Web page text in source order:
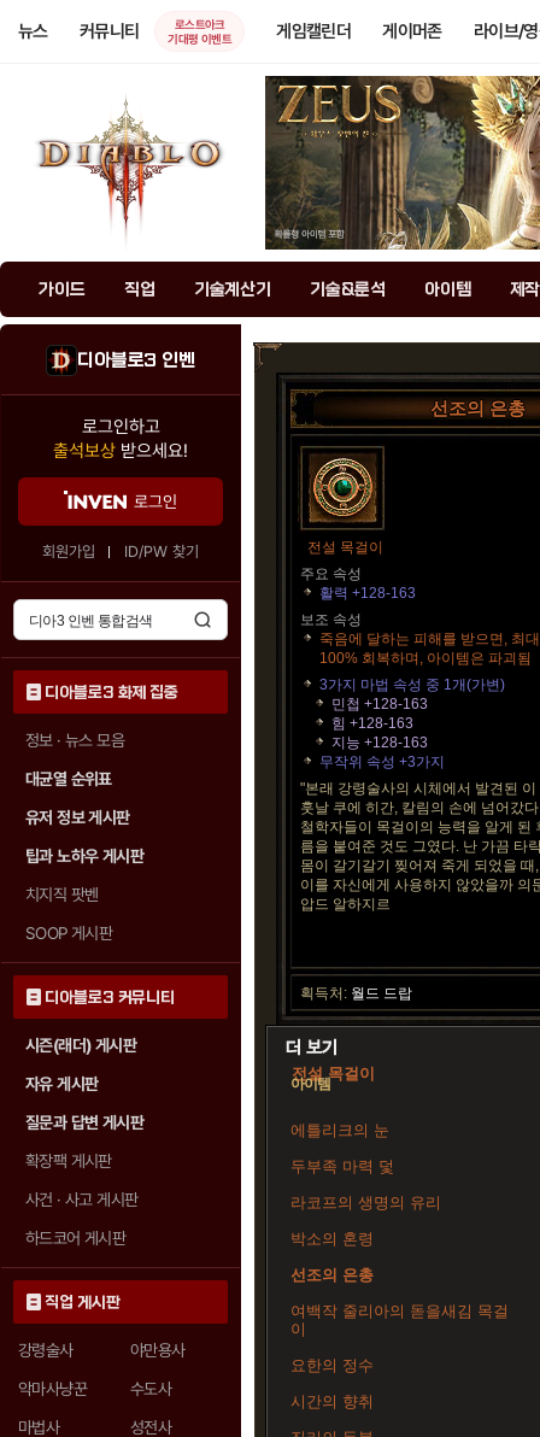
뉴스 커뮤니티
로스트아크
기대평 이벤트
게임캘린더 게이머존 라이브/
가이드 직업 기술계산기 기술&룬석 아이템 제
디아블로3 인벤
로그인하고
출석보상 받으세요!
로그인
회원가입 ID/PW 찾기
디아블로3 화제 집중
정보 · 뉴스 모음
대균열 순위표
유저 정보 게시판
팁과 노하우 게시판
치지직 팟벤
SOOP 게시판
디아블로3 커뮤니티
시즌(래더) 게시판
자유 게시판
질문과 답변 게시판
확장팩 게시판
사건 · 사고 게시판
하드코어 게시판
직업 게시판
강령술사
야만용사
악마사냥꾼
수도사
마법사
성전사
선조의 은총
전설 목걸이
주요 속성
활력 +128-163
보조 속성
죽음에 달하는 피해를 받으면, 최
100% 회복하며, 아이템은 파괴됨
3가지 마법 속성 중 1개(가변)
민첩 +128-163
힘 +128-163
지능 +128-163
무작위 속성 +3가지
"본래 강령술사의 시체에서 발견된
훗날 쿠에 히간, 칼림의 손에 넘어갔
철학자들이 목걸이의 능력을 알게 된
름을 붙여준 것도 그였다. 난 가끔 타
몸이 갈기갈기 찢어져 죽게 되었을
이를 자신에게 사용하지 않았을까 의
압드 알하지르
획득처: 월드 드랍
전설 목걸이
아이템
에틀리크의 눈
두부족 마력 덫
라코프의 생명의 유리
박소의 혼령
선조의 은총
여백작 줄리아의 돋을새김 목걸
이
요한의 정수
시간의 향취